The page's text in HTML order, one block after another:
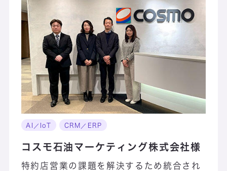
AI／IoT CRM／ERP
コスモ石油マーケティング株式会社様
特約店営業の課題を解決するため統合され